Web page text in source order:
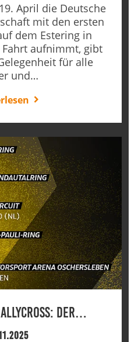
April die Deutsche
mit den ersten
dem Estering in
aufnimmt, gibt
für alle
und…
Der…